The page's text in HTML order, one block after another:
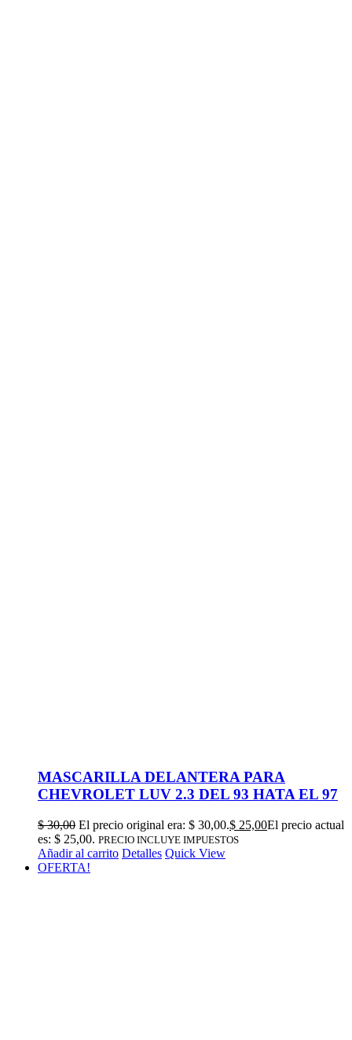
MASCARILLA DELANTERA PARA
CHEVROLET LUV 2.3 DEL 93 HATA EL 97
$30,00 El precio original era: $ 30,00.$ 25,00El precio actual
es: $ 25,00. PRECIO INCLUYE IMPUESTOS
Añadir al carrito Detalles Quick View
OFERTA!